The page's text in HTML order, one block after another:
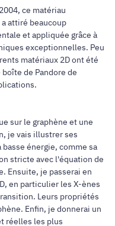
ce matériau
attiré beaucoup
et appliquée grâce à
exceptionnelles. Peu
matériaux 2D ont été
de Pandore de
sur le graphène et une
je vais illustrer ses
énergie, comme sa
stricte avec l'équation de
Ensuite, je passerai en
en particulier les X-ènes
Leurs propriétés
Enfin, je donnerai un
réelles les plus